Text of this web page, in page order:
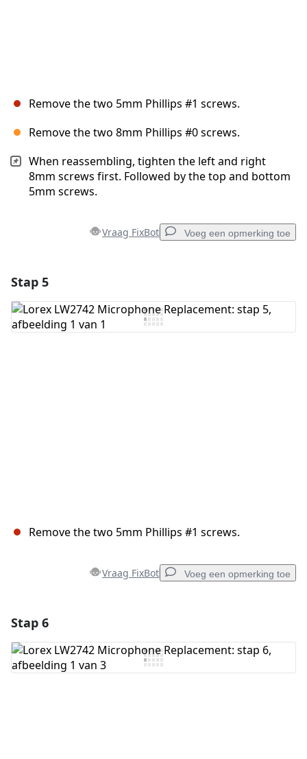
Remove the two 5mm Phillips #1 screws.
Remove the two 8mm Phillips #0 screws.
When reassembling, tighten the left and right
8mm screws first. Followed by the top and bottom
5mm screws.
Vraag FixBot Voeg een opmerking toe
Voeg opmerking toe
Stap 5
Remove the two 5mm Phillips #1 screws.
Vraag FixBot Voeg een opmerking toe
Voeg opmerking toe
Stap 6